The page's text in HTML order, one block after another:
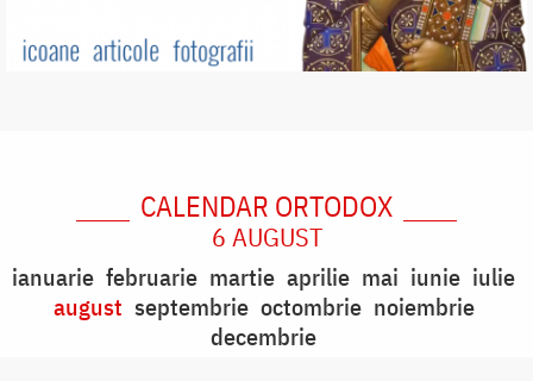
CALENDAR ORTODOX
6 AUGUST
ianuarie februarie martie aprilie mai iunie iulie
august septembrie octombrie noiembrie
decembrie